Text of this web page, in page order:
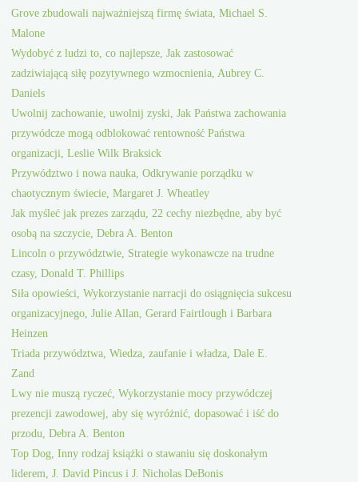
Grove zbudowali najważniejszą firmę świata, Michael S.
Malone
Wydobyć z ludzi to, co najlepsze, Jak zastosować
zadziwiającą siłę pozytywnego wzmocnienia, Aubrey C.
Daniels
Uwolnij zachowanie, uwolnij zyski, Jak Państwa zachowania
przywódcze mogą odblokować rentowność Państwa
organizacji, Leslie Wilk Braksick
Przywództwo i nowa nauka, Odkrywanie porządku w
chaotycznym świecie, Margaret J. Wheatley
Jak myśleć jak prezes zarządu, 22 cechy niezbędne, aby być
osobą na szczycie, Debra A. Benton
Lincoln o przywództwie, Strategie wykonawcze na trudne
czasy, Donald T. Phillips
Siła opowieści, Wykorzystanie narracji do osiągnięcia sukcesu
organizacyjnego, Julie Allan, Gerard Fairtlough i Barbara
Heinzen
Triada przywództwa, Wiedza, zaufanie i władza, Dale E.
Zand
Lwy nie muszą ryczeć, Wykorzystanie mocy przywódczej
prezencji zawodowej, aby się wyróżnić, dopasować i iść do
przodu, Debra A. Benton
Top Dog, Inny rodzaj książki o stawaniu się doskonałym
liderem, J. David Pincus i J. Nicholas DeBonis